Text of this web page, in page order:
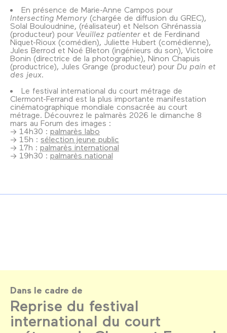
En présence de Marie-Anne Campos pour
Intersecting Memory (chargée de diffusion du GREC),
Solal Bouloudnine, (réalisateur) et Nelson Ghrénassia
(producteur) pour Veuillez patienter et de Ferdinand
Niquet-Rioux (comédien), Juliette Hubert (comédienne),
Jules Berrod et Noé Bleton (ingénieurs du son), Victoire
Bonin (directrice de la photographie), Ninon Chapuis
(productrice), Jules Grange (producteur) pour Du pain et
des jeux.
Le festival international du court métrage de
Clermont-Ferrand est la plus importante manifestation
cinématographique mondiale consacrée au court
métrage. Découvrez le palmarès 2026 le dimanche 8
mars au Forum des images :
→ 14h30 : palmarès labo
→ 15h : sélection jeune public
→ 17h : palmarès international
→ 19h30 : palmarès national
Dans le cadre de
Reprise du festival
international du court